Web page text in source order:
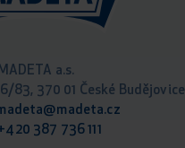
a.s.
83, 370 01 České Budějovice
387 736 111